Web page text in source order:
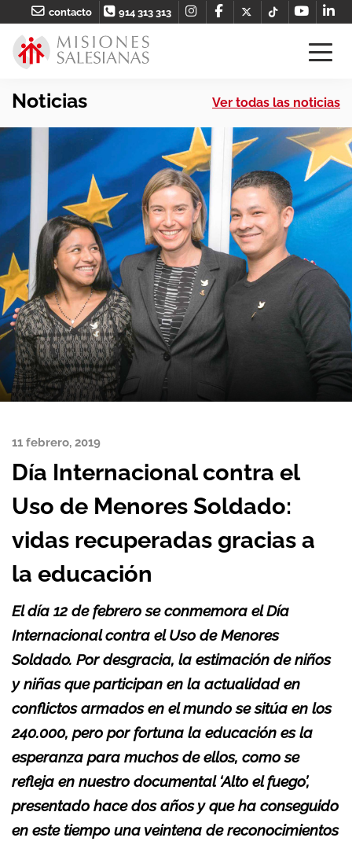
contacto 914 313 313
Noticias Ver todas las noticias
11 febrero, 2019
Día Internacional contra el
Uso de Menores Soldado:
vidas recuperadas gracias a
la educación
El día 12 de febrero se conmemora el Día
Internacional contra el Uso de Menores
Soldado. Por desgracia, la estimación de niños
y niñas que participan en la actualidad en
conflictos armados en el mundo se sitúa en los
240.000, pero por fortuna la educación es la
esperanza para muchos de ellos, como se
refleja en nuestro documental ‘Alto el fuego’,
presentado hace dos años y que ha conseguido
en este tiempo una veintena de reconocimientos